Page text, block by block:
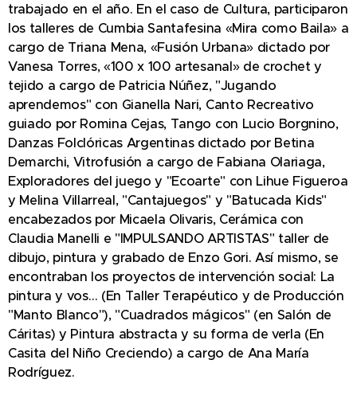
trabajado en el año. En el caso de Cultura, participaron
los talleres de Cumbia Santafesina «Mira como Baila» a
cargo de Triana Mena, «Fusión Urbana» dictado por
Vanesa Torres, «100 x 100 artesanal» de crochet y
tejido a cargo de Patricia Núñez, "Jugando
aprendemos" con Gianella Nari, Canto Recreativo
guiado por Romina Cejas, Tango con Lucio Borgnino,
Danzas Folclóricas Argentinas dictado por Betina
Demarchi, Vitrofusión a cargo de Fabiana Olariaga,
Exploradores del juego y "Ecoarte" con Lihue Figueroa
y Melina Villarreal, "Cantajuegos" y "Batucada Kids"
encabezados por Micaela Olivaris, Cerámica con
Claudia Manelli e "IMPULSANDO ARTISTAS" taller de
dibujo, pintura y grabado de Enzo Gori. Así mismo, se
encontraban los proyectos de intervención social: La
pintura y vos… (En Taller Terapéutico y de Producción
"Manto Blanco"), "Cuadrados mágicos" (en Salón de
Cáritas) y Pintura abstracta y su forma de verla (En
Casita del Niño Creciendo) a cargo de Ana María
Rodríguez.